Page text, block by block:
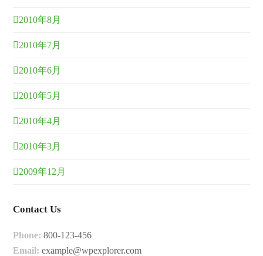
2010年8月
2010年7月
2010年6月
2010年5月
2010年4月
2010年3月
2009年12月
Contact Us
Phone: 800-123-456
Email: example@wpexplorer.com